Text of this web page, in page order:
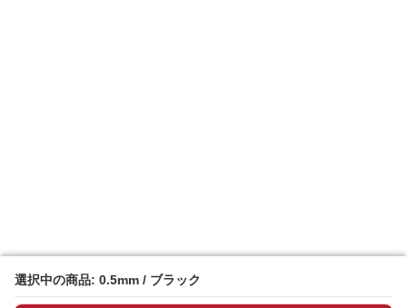
選択中の商品: 0.5mm / ブラック
選択中の商品: 0.5mm / ブラック